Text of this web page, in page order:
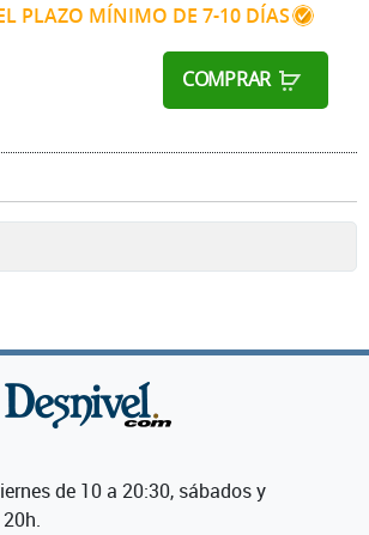
PLAZO MÍNIMO DE 7-10 DÍAS
COMPRAR
de 10 a 20:30, sábados y